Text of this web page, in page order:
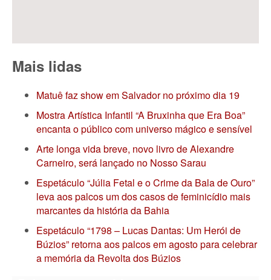
Mais lidas
Matuê faz show em Salvador no próximo dia 19
Mostra Artística Infantil “A Bruxinha que Era Boa”
encanta o público com universo mágico e sensível
Arte longa vida breve, novo livro de Alexandre
Carneiro, será lançado no Nosso Sarau
Espetáculo “Júlia Fetal e o Crime da Bala de Ouro”
leva aos palcos um dos casos de feminicídio mais
marcantes da história da Bahia
Espetáculo “1798 – Lucas Dantas: Um Herói de
Búzios” retorna aos palcos em agosto para celebrar
a memória da Revolta dos Búzios